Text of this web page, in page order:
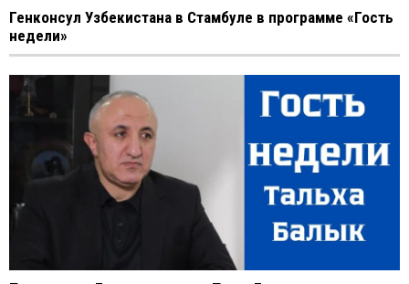
Генконсул Узбекистана в Стамбуле в программе «Гость
недели»